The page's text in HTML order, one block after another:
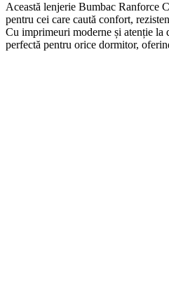
Această lenjerie Bumbac Ranforce
pentru cei care caută confort,
Cu imprimeuri moderne și atenție la
perfectă pentru orice dormitor,